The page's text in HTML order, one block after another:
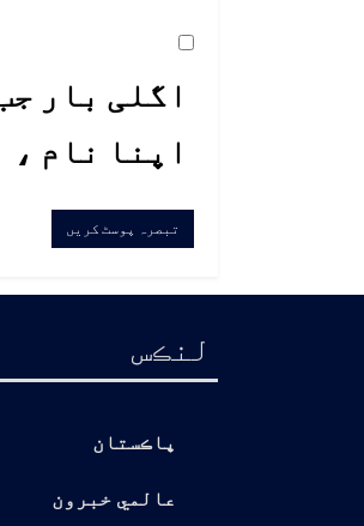
اگلی بار
اپنا نام
لنڪس
پاڪستان
عالمي خبرون